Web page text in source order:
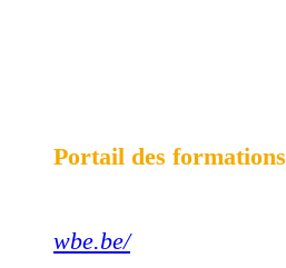
Portail des formations
wbe.be/